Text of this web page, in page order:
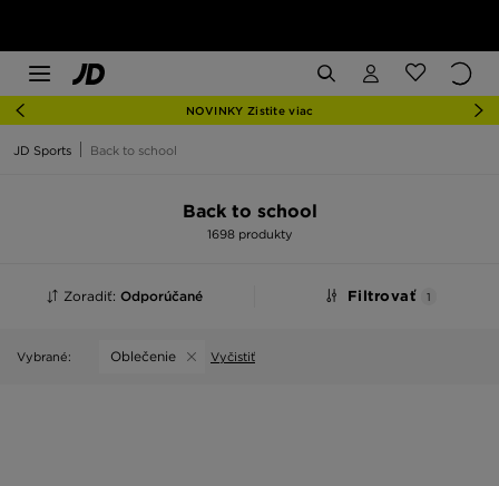
NOVINKY Zistite viac
JD Sports Back to school
Back to school
1698 produkty
Zoradiť: Odporúčané Filtrovať 1
Vybrané: Oblečenie Vyčistiť